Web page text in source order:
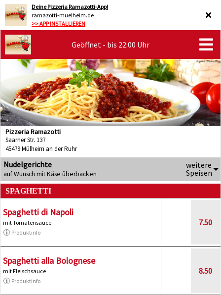
Deine Pizzeria Ramazotti-App!
ramazotti-muelheim.de
>> APP INSTALLIEREN
Geöffnet - bis 22:00 Uhr
Pizzeria Ramazotti
Saarner Str. 137
45479 Mülheim an der Ruhr
Nudelgerichte
auf Wunsch mit Käse überbacken
weitere
Speisen
SPAGHETTI
Spaghetti di Napoli
mit Tomatensauce
Produktinfo
7.50
Spaghetti alla Bolognese
mit Fleischsauce
Produktinfo
8.50